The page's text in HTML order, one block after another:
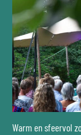
Warm en sfeervol